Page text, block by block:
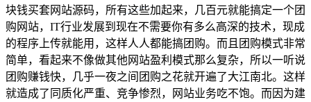
块钱买套网站源码，所有这些加起来，几百元就能搞定一个团
购网站，IT行业发展到现在不需要你有多么高深的技术，现成
的程序上传就能用，这样人人都能搞团购。而且团购模式非常
简单，看起来不像做其他网站盈利模式那么复杂，所以一听说
团购赚钱快，几乎一夜之间团购之花就开遍了大江南北。这样
就造成了同质化严重、竞争惨烈，网站业务吃不饱。而因为建